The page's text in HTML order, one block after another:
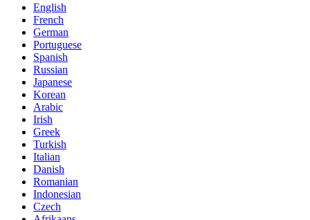
English
French
German
Portuguese
Spanish
Russian
Japanese
Korean
Arabic
Irish
Greek
Turkish
Italian
Danish
Romanian
Indonesian
Czech